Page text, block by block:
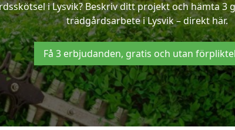
i Lysvik? Beskriv ditt projekt och hämta
trädgårdsarbete i Lysvik – direkt här.
Få 3 erbjudanden, gratis och utan